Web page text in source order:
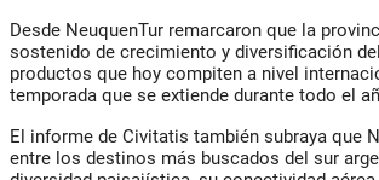
Desde NeuquenTur remarcaron que la
sostenido de crecimiento y diversificación
productos que hoy compiten a nivel
temporada que se extiende durante todo el
El informe de Civitatis también subraya que
entre los destinos más buscados del sur